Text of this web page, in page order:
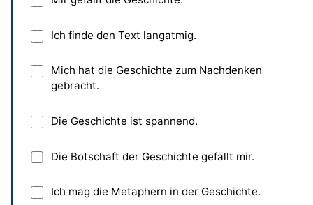
Ich finde den Text langatmig.
Mich hat die Geschichte zum Nachdenken
gebracht.
Die Geschichte ist spannend.
Die Botschaft der Geschichte gefällt mir.
Ich mag die Metaphern in der Geschichte.